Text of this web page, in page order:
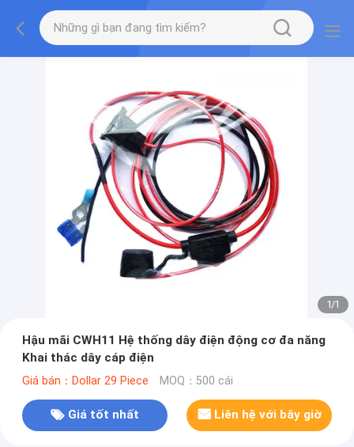
1/1
Hậu mãi CWH11 Hệ thống dây điện động cơ đa năng
Khai thác dây cáp điện
Giá bán：Dollar 29 Piece MOQ：500 cái
Giá tốt nhất Liên hệ với bây giờ